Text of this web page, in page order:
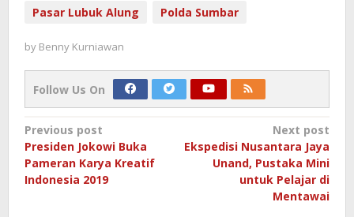
Pasar Lubuk Alung
Polda Sumbar
by Benny Kurniawan
Follow Us On
Post
navigation
Previous post
Presiden Jokowi Buka
Pameran Karya Kreatif
Indonesia 2019
Next post
Ekspedisi Nusantara Jaya
Unand, Pustaka Mini
untuk Pelajar di
Mentawai